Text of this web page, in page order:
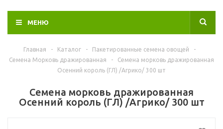
МЕНЮ
Главная - Каталог - Пакетированные семена овощей
-
Семена Морковь дражированная
-
Семена морковь дражированная
Осенний король (ГЛ) /Агрико/ 300 шт
Семена морковь дражированная
Осенний король (ГЛ) /Агрико/ 300 шт